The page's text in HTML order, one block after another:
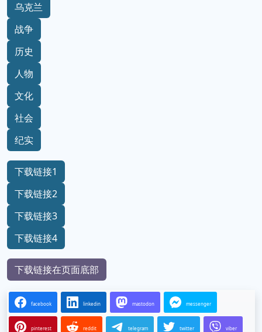
乌克兰
战争
历史
人物
文化
社会
纪实
下载链接1
下载链接2
下载链接3
下载链接4
下载链接在页面底部
facebook linkedin mastodon messenger
pinterest reddit telegram twitter viber